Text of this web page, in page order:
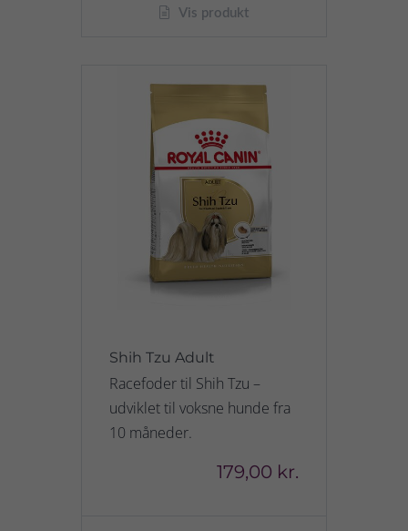
Vis produkt
Shih Tzu Adult
Racefoder til Shih Tzu –
udviklet til voksne hunde fra
10 måneder.
179,00 kr.